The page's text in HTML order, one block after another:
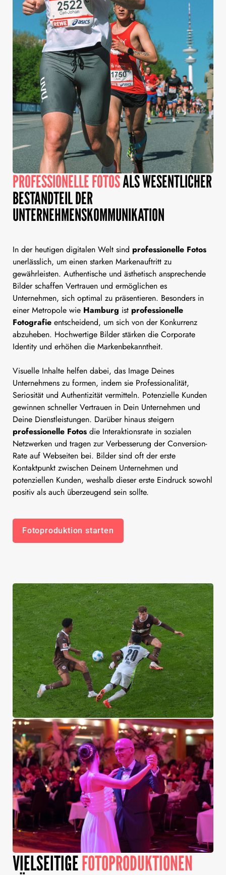
PROFESSIONELLE FOTOSALS WESENTLICHER
BESTANDTEIL DER
UNTERNEHMENSKOMMUNIKATION
In der heutigen digitalen Welt sind professionelle Fotos
unerlässlich, um einen starken Markenauftritt zu
gewährleisten. Authentische und ästhetisch ansprechende
Bilder schaffen Vertrauen und ermöglichen es
Unternehmen, sich optimal zu präsentieren. Besonders in
einer Metropole wie Hamburg ist professionelle
Fotografie entscheidend, um sich von der Konkurrenz
abzuheben. Hochwertige Bilder stärken die Corporate
Identity und erhöhen die Markenbekanntheit.
Visuelle Inhalte helfen dabei, das Image Deines
Unternehmens zu formen, indem sie Professionalität,
Seriosität und Authentizität vermitteln. Potenzielle Kunden
gewinnen schneller Vertrauen in Dein Unternehmen und
Deine Dienstleistungen. Darüber hinaus steigern
professionelle Fotos die Interaktionsrate in sozialen
Netzwerken und tragen zur Verbesserung der Conversion-
Rate auf Webseiten bei. Bilder sind oft der erste
Kontaktpunkt zwischen Deinem Unternehmen und
potenziellen Kunden, weshalb dieser erste Eindruck sowohl
positiv als auch überzeugend sein sollte.
Fotoproduktion starten
VIELSEITIGEFOTOPRODUKTIONEN